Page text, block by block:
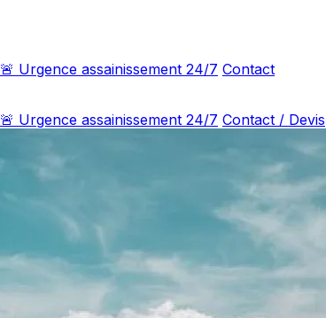
🚨 Urgence assainissement 24/7 Contact
🚨 Urgence assainissement 24/7 Contact / Devis